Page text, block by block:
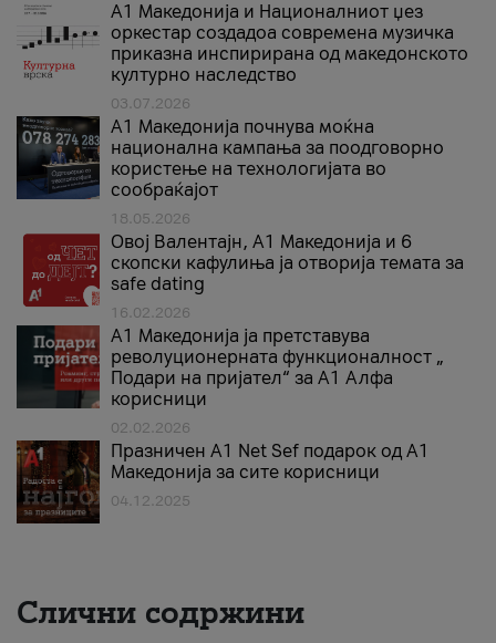
А1 Македонија и Националниот џез
оркестар создадоа современа музичка
приказна инспирирана од македонското
културно наследство
03.07.2026
A1 Македонија почнува моќна
национална кампања за поодговорно
користење на технологијата во
сообраќајот
18.05.2026
Овој Валентајн, A1 Македонија и 6
скопски кафулиња ја отворија темата за
safe dating
16.02.2026
А1 Македонија ја претставува
револуционерната функционалност „
Подари на пријател“ за А1 Алфа
корисници
02.02.2026
Празничен A1 Net Sеf подарок од А1
Македонија за сите корисници
04.12.2025
Слични содржини